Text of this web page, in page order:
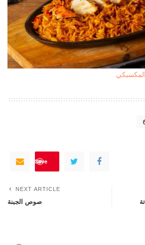
المكسيكي
Save
NEXT ARTICLE
صوص الجبنة